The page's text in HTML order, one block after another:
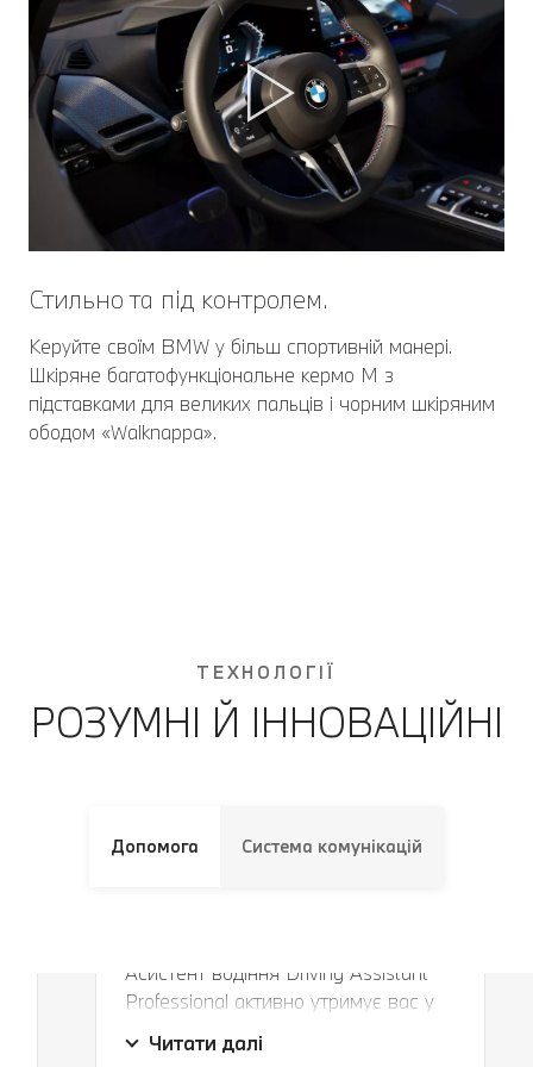
Стильно та під контролем.
Керуйте своїм BMW у більш спортивній манері.
Шкіряне багатофункціональне кермо M з
підставками для великих пальців і чорним шкіряним
ободом «Walknappa».
ТЕХНОЛОГІЇ
РОЗУМНІ Й ІННОВАЦІЙНІ
Допомога Система комунікацій
Ваш особистий помічник.
Асистент водіння Driving Assistant
Professional активно утримує вас у
год та на безпечній відстані. В
Читати далі